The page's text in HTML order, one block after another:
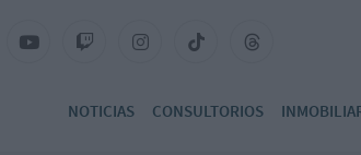
NOTICIAS CONSULTORIOS